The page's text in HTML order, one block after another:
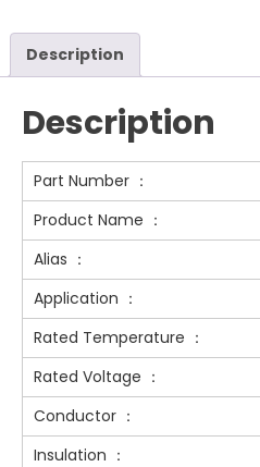
Description
Description
Part Number ：
Product Name ：
Alias ：
Application ：
Rated Temperature ：
Rated Voltage ：
Conductor ：
Insulation ：